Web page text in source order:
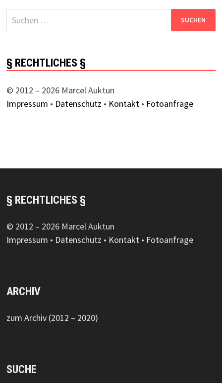
Suchen
nach:
§ RECHTLICHES §
© 2012 – 2026 Marcel Auktun
Impressum • Datenschutz • Kontakt• Fotoanfrage
§ RECHTLICHES §
© 2012 – 2026 Marcel Auktun
Impressum • Datenschutz • Kontakt• Fotoanfrage
ARCHIV
zum Archiv (2012 – 2020)
SUCHE